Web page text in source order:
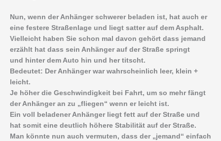
Nun, wenn der Anhänger schwerer beladen ist, hat auch er
eine festere Straßenlage und liegt satter auf dem Asphalt.
Vielleicht haben Sie schon mal davon gehört dass jemand
erzählt hat dass sein Anhänger auf der Straße springt
und hinter dem Auto hin und her titscht.
Bedeutet: Der Anhänger war wahrscheinlich leer, klein +
leicht.
Je höher die Geschwindigkeit bei Fahrt, um so mehr fängt
der Anhänger an zu „fliegen“ wenn er leicht ist.
Ein voll beladener Anhänger liegt fett auf der Straße und
hat somit eine deutlich höhere Stabilität auf der Straße.
Man könnte nun auch vermuten, dass der „jemand“ einfach